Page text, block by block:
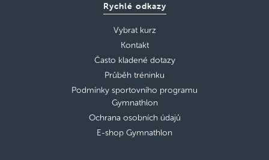
Rychlé odkazy
Vybrat kurz
Kontakt
Často kladené dotazy
Průběh tréninku
Podmínky sportovního programu
Gymnathlon
Ochrana osobních údajů
E-shop Gymnathlon